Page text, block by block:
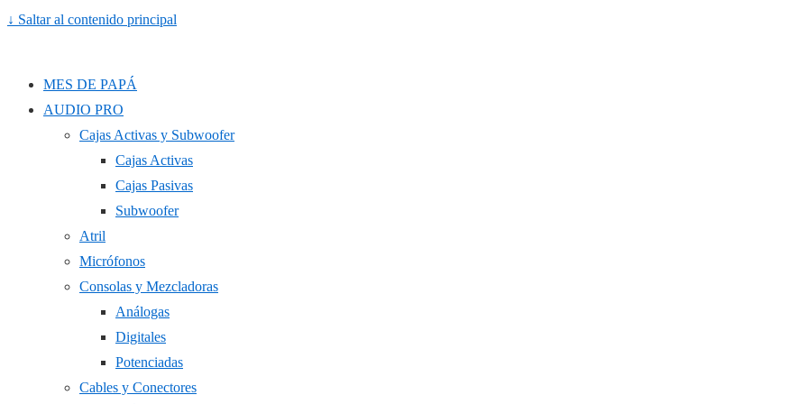
↓ Saltar al contenido principal
MES DE PAPÁ
AUDIO PRO
Cajas Activas y Subwoofer
Cajas Activas
Cajas Pasivas
Subwoofer
Atril
Micrófonos
Consolas y Mezcladoras
Análogas
Digitales
Potenciadas
Cables y Conectores